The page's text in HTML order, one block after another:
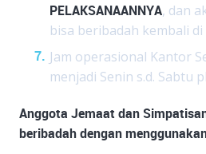
PELAKSANAANNYA, dan
bisa beribadah kembali
Jam operasional Kantor
menjadi Senin s.d. Sabtu
Anggota Jemaat dan
beribadah dengan